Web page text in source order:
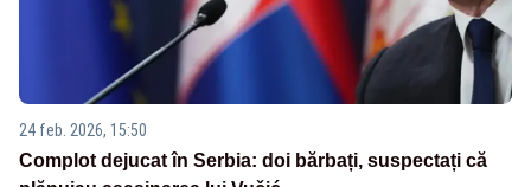
24 feb. 2026, 15:50
Complot dejucat în Serbia: doi bărbați, suspectați că